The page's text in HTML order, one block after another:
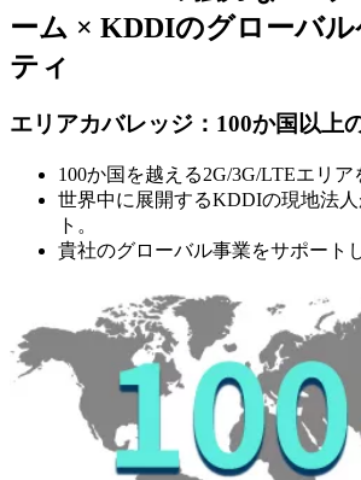
ーム × KDDIのグローバル
ティ
エリアカバレッジ：100か国以上
100か国を越える2G/3G/LTEエリア
世界中に展開するKDDIの現地法
ト。
貴社のグローバル事業をサポート